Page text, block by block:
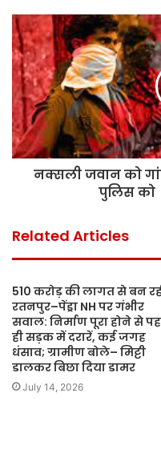
नक्सली जवान को
पुलिस को
Related Articles
510 करोड़ की लागत से बन
रतनपुर–पेंड्रा NH पर गंभीर
सवाल: निर्माण पूरा होने से
ही सड़क में दरारें, कई जगह
धंसाव; ग्रामीण बोले– मिट्टी
डालकर बिछा दिया डामर
July 14, 2026